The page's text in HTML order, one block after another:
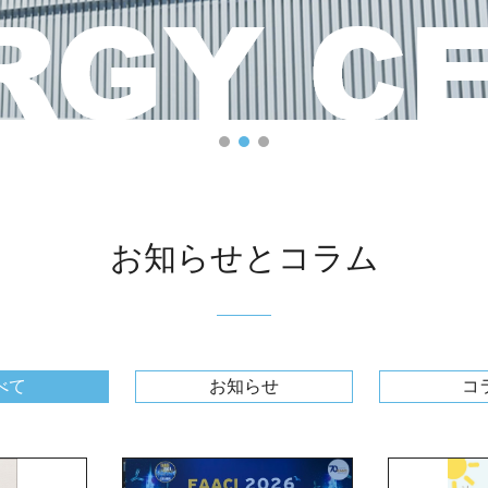
お知らせとコラム
て お知らせ コ